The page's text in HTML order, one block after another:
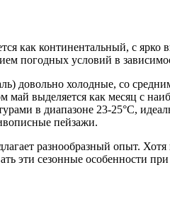
как континентальный, с
погодных условий в
довольно холодные, со
май выделяется как месяц с
в диапазоне 23-25°C,
пейзажи.
разнообразный опыт.
эти сезонные особенности